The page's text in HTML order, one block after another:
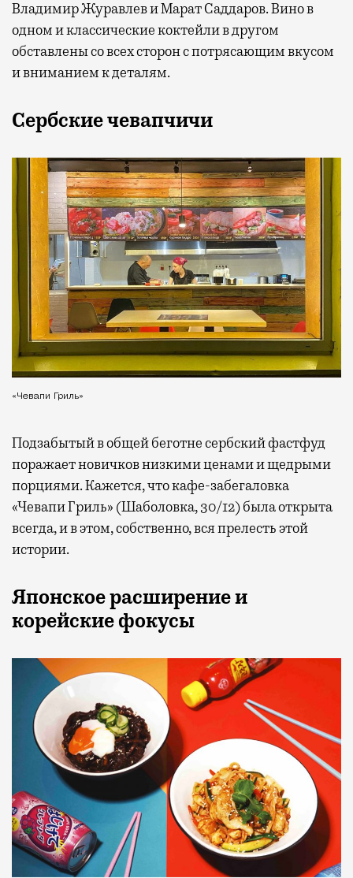
Владимир Журавлев и Марат Саддаров. Вино в
одном и классические коктейли в другом
обставлены со всех сторон с потрясающим вкусом
и вниманием к деталям.
Сербские чевапчичи
«Чевапи Гриль»
Подзабытый в общей беготне сербский фастфуд
поражает новичков низкими ценами и щедрыми
порциями. Кажется, что кафе-забегаловка
«Чевапи Гриль» (Шаболовка, 30/12) была открыта
всегда, и в этом, собственно, вся прелесть этой
истории.
Японское расширение и
корейские фокусы